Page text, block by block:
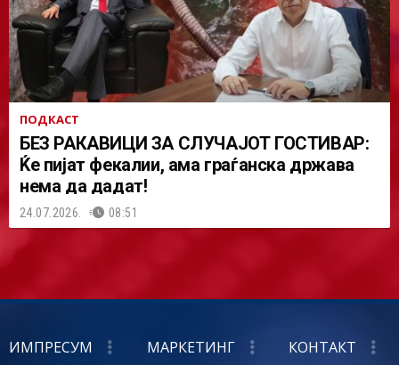
ПОДКАСТ
БЕЗ РАКАВИЦИ ЗА СЛУЧАЈОТ ГОСТИВАР:
Ќе пијат фекалии, ама граѓанска држава
нема да дадат!
24.07.2026. 08:51
ИМПРЕСУМ МАРКЕТИНГ
КОНТАКТ